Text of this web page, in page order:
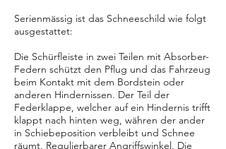
Serienmässig ist das Schneeschild wie folgt
ausgestattet:
Die Schürfleiste in zwei Teilen mit Absorber-
Federn schützt den Pflug und das Fahrzeug
beim Kontakt mit dem Bordstein oder
anderen Hindernissen. Der Teil der
Federklappe, welcher auf ein Hindernis trifft
klappt nach hinten weg, währen der ander
in Schiebeposition verbleibt und Schnee
räumt. Regulierbarer Angriffswinkel. Die